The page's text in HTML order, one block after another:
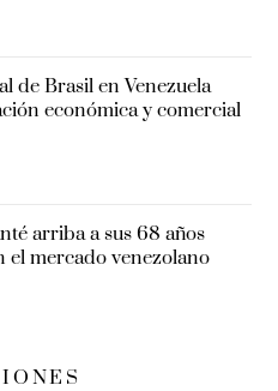
de Brasil en Venezuela
económica y comercial
arriba a sus 68 años
el mercado venezolano